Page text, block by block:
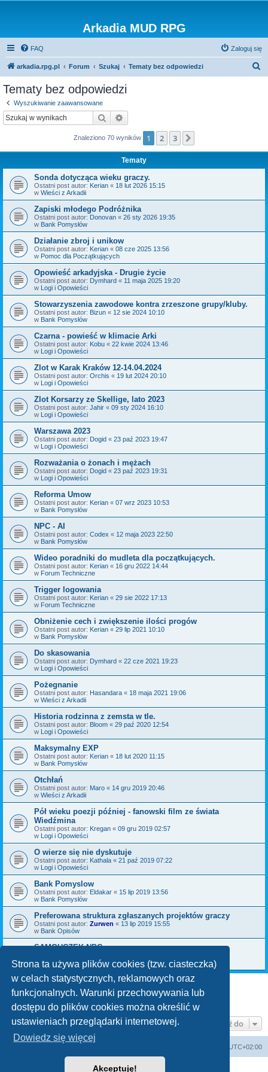
Strona ta używa plików cookies (tzw. ciasteczka)
w celach statystycznych, reklamowych oraz
funkcjonalnych. Warunki przechowywania lub
dostępu do plików cookies można określić w
ustawieniach przeglądarki internetowej.
Dowiedz się więcej
Akceptuję!
Arkadia MUD RPG
FAQ Zaloguj się
arkadia.rpg.pl Forum Szukaj Tematy bez odpowiedzi
Tematy bez odpowiedzi
Wyszukiwanie zaawansowane
Szukaj
Znaleziono 70 wyników 1 2 3
Tematy
Sonda dotycząca wieku graczy.
Ostatni post autor: Kerian « 18 lut 2026 15:15
w Wieści z Arkadii
Zapiski młodego Podróżnika
Ostatni post autor: Donovan « 26 sty 2026 19:35
w Bank Pomysłów
Działanie zbroj i unikow
Ostatni post autor: Kerian « 08 cze 2025 13:56
w Pomoc dla Początkujących
Opowieść arkadyjska - Drugie życie
Ostatni post autor: Dymhard « 11 maja 2025 19:20
w Logi i Opowieści
Stowarzyszenia zawodowe kontra zrzeszone grupy/kluby.
Ostatni post autor: Bizun « 12 sie 2024 10:10
w Bank Pomysłów
Czarna - powieść w klimacie Arki
Ostatni post autor: Kobu « 22 kwie 2024 13:46
w Logi i Opowieści
Zlot w Karak Kraków 12-14.04.2024
Ostatni post autor: Orchis « 19 lut 2024 20:10
w Logi i Opowieści
Zlot Korsarzy ze Skellige, lato 2023
Ostatni post autor: Jahir « 09 sty 2024 16:10
w Logi i Opowieści
Warszawa 2023
Ostatni post autor: Dogid « 23 paź 2023 19:47
w Logi i Opowieści
Rozważania o żonach i mężach
Ostatni post autor: Dogid « 23 paź 2023 19:31
w Logi i Opowieści
Reforma Umow
Ostatni post autor: Kerian « 07 wrz 2023 10:53
w Bank Pomysłów
NPC - AI
Ostatni post autor: Codex « 12 maja 2023 22:50
w Bank Pomysłów
Wideo poradniki do mudleta dla początkujących.
Ostatni post autor: Kerian « 16 gru 2022 14:44
w Forum Techniczne
Trigger logowania
Ostatni post autor: Kerian « 29 sie 2022 17:13
w Forum Techniczne
Obniżenie cech i zwiększenie ilości progów
Ostatni post autor: Kerian « 29 lip 2021 10:10
w Bank Pomysłów
Do skasowania
Ostatni post autor: Dymhard « 22 cze 2021 19:23
w Logi i Opowieści
Pożegnanie
Ostatni post autor: Hasandara « 18 maja 2021 19:06
w Wieści z Arkadii
Historia rodzinna z zemsta w tle.
Ostatni post autor: Bloom « 29 paź 2020 12:54
w Logi i Opowieści
Maksymalny EXP
Ostatni post autor: Kerian « 18 lut 2020 11:15
w Bank Pomysłów
Otchłań
Ostatni post autor: Maro « 14 gru 2019 20:46
w Wieści z Arkadii
Pół wieku poezji później - fanowski film ze świata
Wiedźmina
Ostatni post autor: Kregan « 09 gru 2019 02:57
w Logi i Opowieści
O wierze się nie dyskutuje
Ostatni post autor: Kathala « 21 paź 2019 07:22
w Logi i Opowieści
Bank Pomyslow
Ostatni post autor: Eldakar « 15 lip 2019 13:56
w Bank Pomysłów
Preferowana struktura zgłaszanych projektów graczy
Ostatni post autor: Zurwen « 13 lip 2019 15:55
w Bank Opisów
SAMOUCZEK NPC
w Bank Pomysłów
Znaleziono 70 wyników 2
Przejdź do
UTC+02:00
Technologię dostarczaphpBB® Forum Software © phpBB Limited